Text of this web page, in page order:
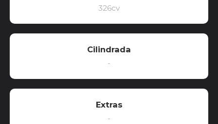
326cv
Cilindrada
-
Extras
-